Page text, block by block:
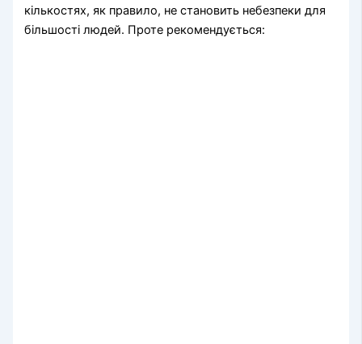
кількостях, як правило, не становить небезпеки для
більшості людей. Проте рекомендується: